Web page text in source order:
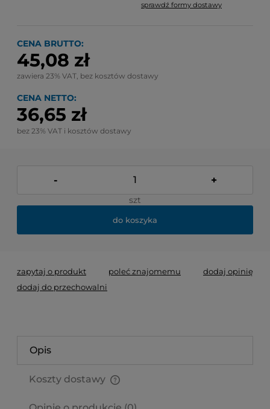
Cena nie zawiera ewentualnych kosztów płatności
sprawdź formy dostawy
CENA BRUTTO:
45,08 zł
zawiera 23% VAT, bez kosztów dostawy
CENA NETTO:
36,65 zł
bez 23% VAT i kosztów dostawy
- +
szt
do koszyka
zapytaj o produkt poleć znajomemu
dodaj opinię
dodaj do przechowalni
Opis
Koszty dostawy